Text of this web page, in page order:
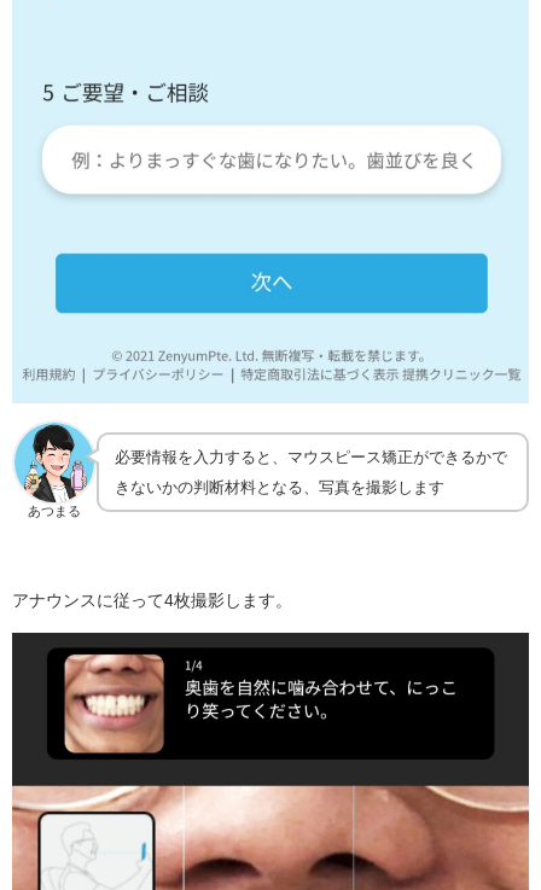
あつまる
必要情報を入力すると、マウスピース矯正ができるかで
きないかの判断材料となる、写真を撮影します
アナウンスに従って4枚撮影します。